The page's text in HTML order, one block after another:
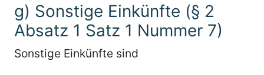
g) Sonstige Einkünfte (§ 2
Absatz 1 Satz 1 Nummer 7)
Sonstige Einkünfte sind